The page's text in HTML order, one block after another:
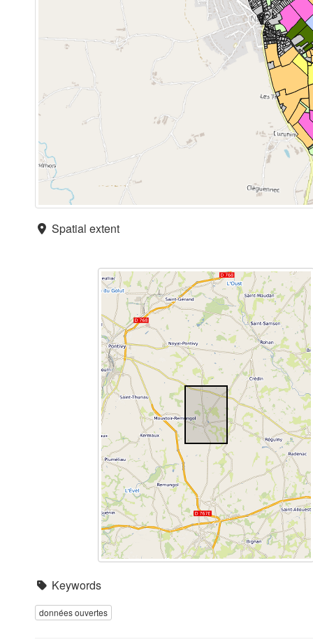
Spatial extent
Keywords
données ouvertes